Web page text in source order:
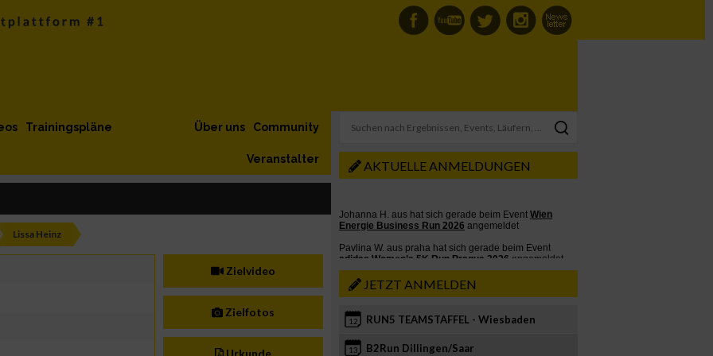
Trainingspläne Community
Über uns
Veranstalter
Lissa Heinz
Zielvideo
Zielfotos
Urkunde
AKTUELLE ANMELDUNGEN
JETZT ANMELDEN
12 RUN5 TEAMSTAFFEL - Wiesbaden
13 B2Run Dillingen/Saar